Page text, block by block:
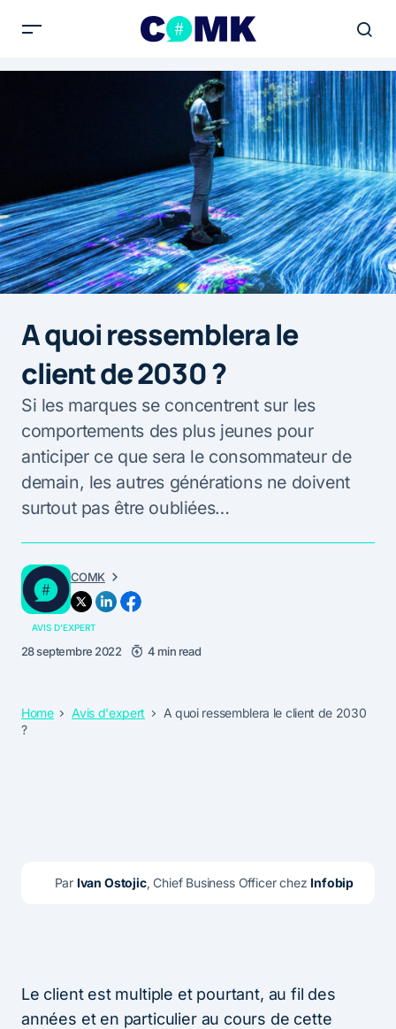
A quoi ressemblera le
client de 2030 ?
Si les marques se concentrent sur les
comportements des plus jeunes pour
anticiper ce que sera le consommateur de
demain, les autres générations ne doivent
surtout pas être oubliées…
COMK
AVIS D'EXPERT
28 septembre 2022 4 min read
Home Avis d'expert
A quoi ressemblera le client de 2030
?
Par Ivan Ostojic, Chief Business Officer chez Infobip
Le client est multiple et pourtant, au fil des
années et en particulier au cours de cette